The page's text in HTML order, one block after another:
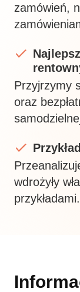
zamówień,
Przyjrzymy
oraz
wdrożyły
przykładami.